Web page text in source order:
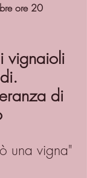
ore 20
vignaioli
di
una vigna"